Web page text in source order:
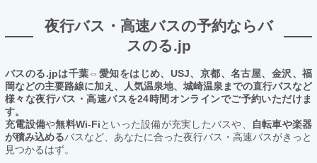
夜行バス・高速バスの予約ならバ
スのる.jp
バスのる.jpは千葉⇔愛知をはじめ、USJ、京都、名古屋、金沢、福
岡などの主要路線に加え、人気温泉地、城崎温泉までの直行バスなど
様々な夜行バス・高速バスを24時間オンラインでご予約いただけま
す。
充電設備や無料Wi-Fiといった設備が充実したバスや、
自転車や楽器
が積み込めるバスなど、あなたに合った夜行バス・高速バスがきっと
見つかるはず。